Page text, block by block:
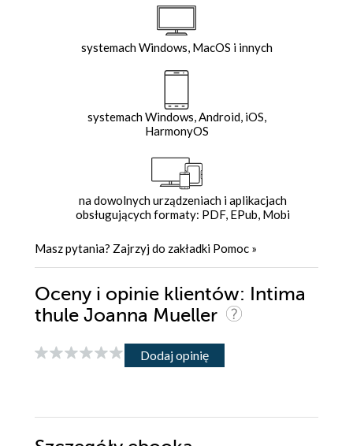
systemach Windows, MacOS i innych
systemach Windows, Android, iOS,
HarmonyOS
na dowolnych urządzeniach i aplikacjach
obsługujących formaty: PDF, EPub, Mobi
Masz pytania? Zajrzyj do zakładki Pomoc »
Oceny i opinie klientów: Intima
thule Joanna Mueller
Dodaj opinię